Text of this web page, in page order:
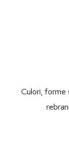
Culori, forme